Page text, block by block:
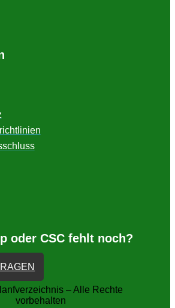
oder CSC fehlt noch?
– Alle Rechte
vorbehalten